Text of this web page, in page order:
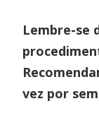
Lembre-se
vez por